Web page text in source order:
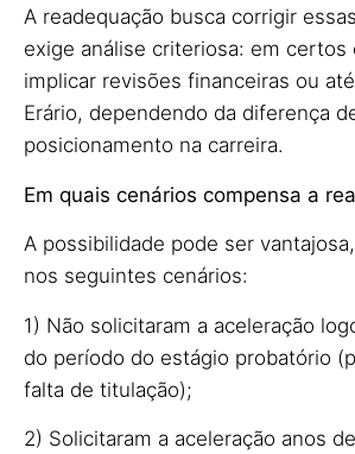
A readequação busca corrigir
exige análise criteriosa: em certos
implicar revisões financeiras ou
Erário, dependendo da diferença
posicionamento na carreira.
Em quais cenários compensa a
A possibilidade pode ser
nos seguintes cenários:
1) Não solicitaram a aceleração
do período do estágio probatório
falta de titulação);
2) Solicitaram a aceleração anos